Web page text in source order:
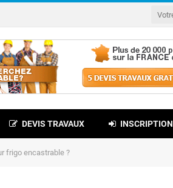
DEVIS TRAVAUX INSCRIPTION
frigo encastrable ?